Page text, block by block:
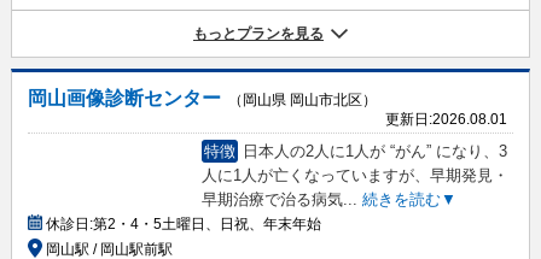
もっとプランを見る
岡山画像診断センター
（岡山県 岡山市北区）
更新日:2026.08.01
特徴
日本人の2人に1人が “がん” になり、3
人に1人が亡くなっていますが、早期発見・
早期治療で治る病気... 続きを読む▼
休診日:第2・4・5土曜日、日祝、年末年始
岡山駅 / 岡山駅前駅